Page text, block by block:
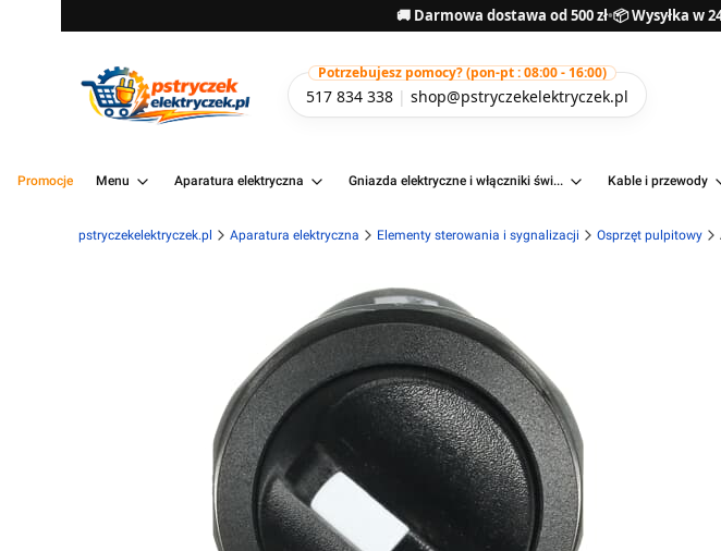
🚚 Darmowa dostawa od 500 zł•📦 Wysyłka w
Potrzebujesz pomocy? (pon-pt : 08:00 - 16:00)
517 834 338 | shop@pstryczekelektryczek.pl
Promocje Menu Aparatura elektryczna Gniazda elektryczne i włączniki świ... Kable i przewody
pstryczekelektryczek.pl Aparatura elektryczna Elementy sterowania i sygnalizacji Osprzęt pulpitowy